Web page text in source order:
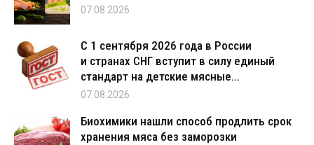
07.08.2026
С 1 сентября 2026 года в России
и странах СНГ вступит в силу единый
стандарт на детские мясные...
07.08.2026
Биохимики нашли способ продлить срок
хранения мяса без заморозки